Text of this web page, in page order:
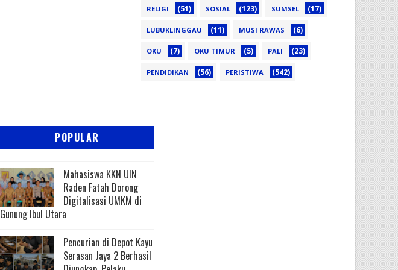
RELIGI (51) SOSIAL (123) SUMSEL (17)
LUBUKLINGGAU (11) MUSI RAWAS (6)
OKU (7) OKU TIMUR (5) PALI (23)
PENDIDIKAN (56) PERISTIWA (542)
POPULAR
Mahasiswa KKN UIN
Raden Fatah Dorong
Digitalisasi UMKM di
Gunung Ibul Utara
Pencurian di Depot Kayu
Serasan Jaya 2 Berhasil